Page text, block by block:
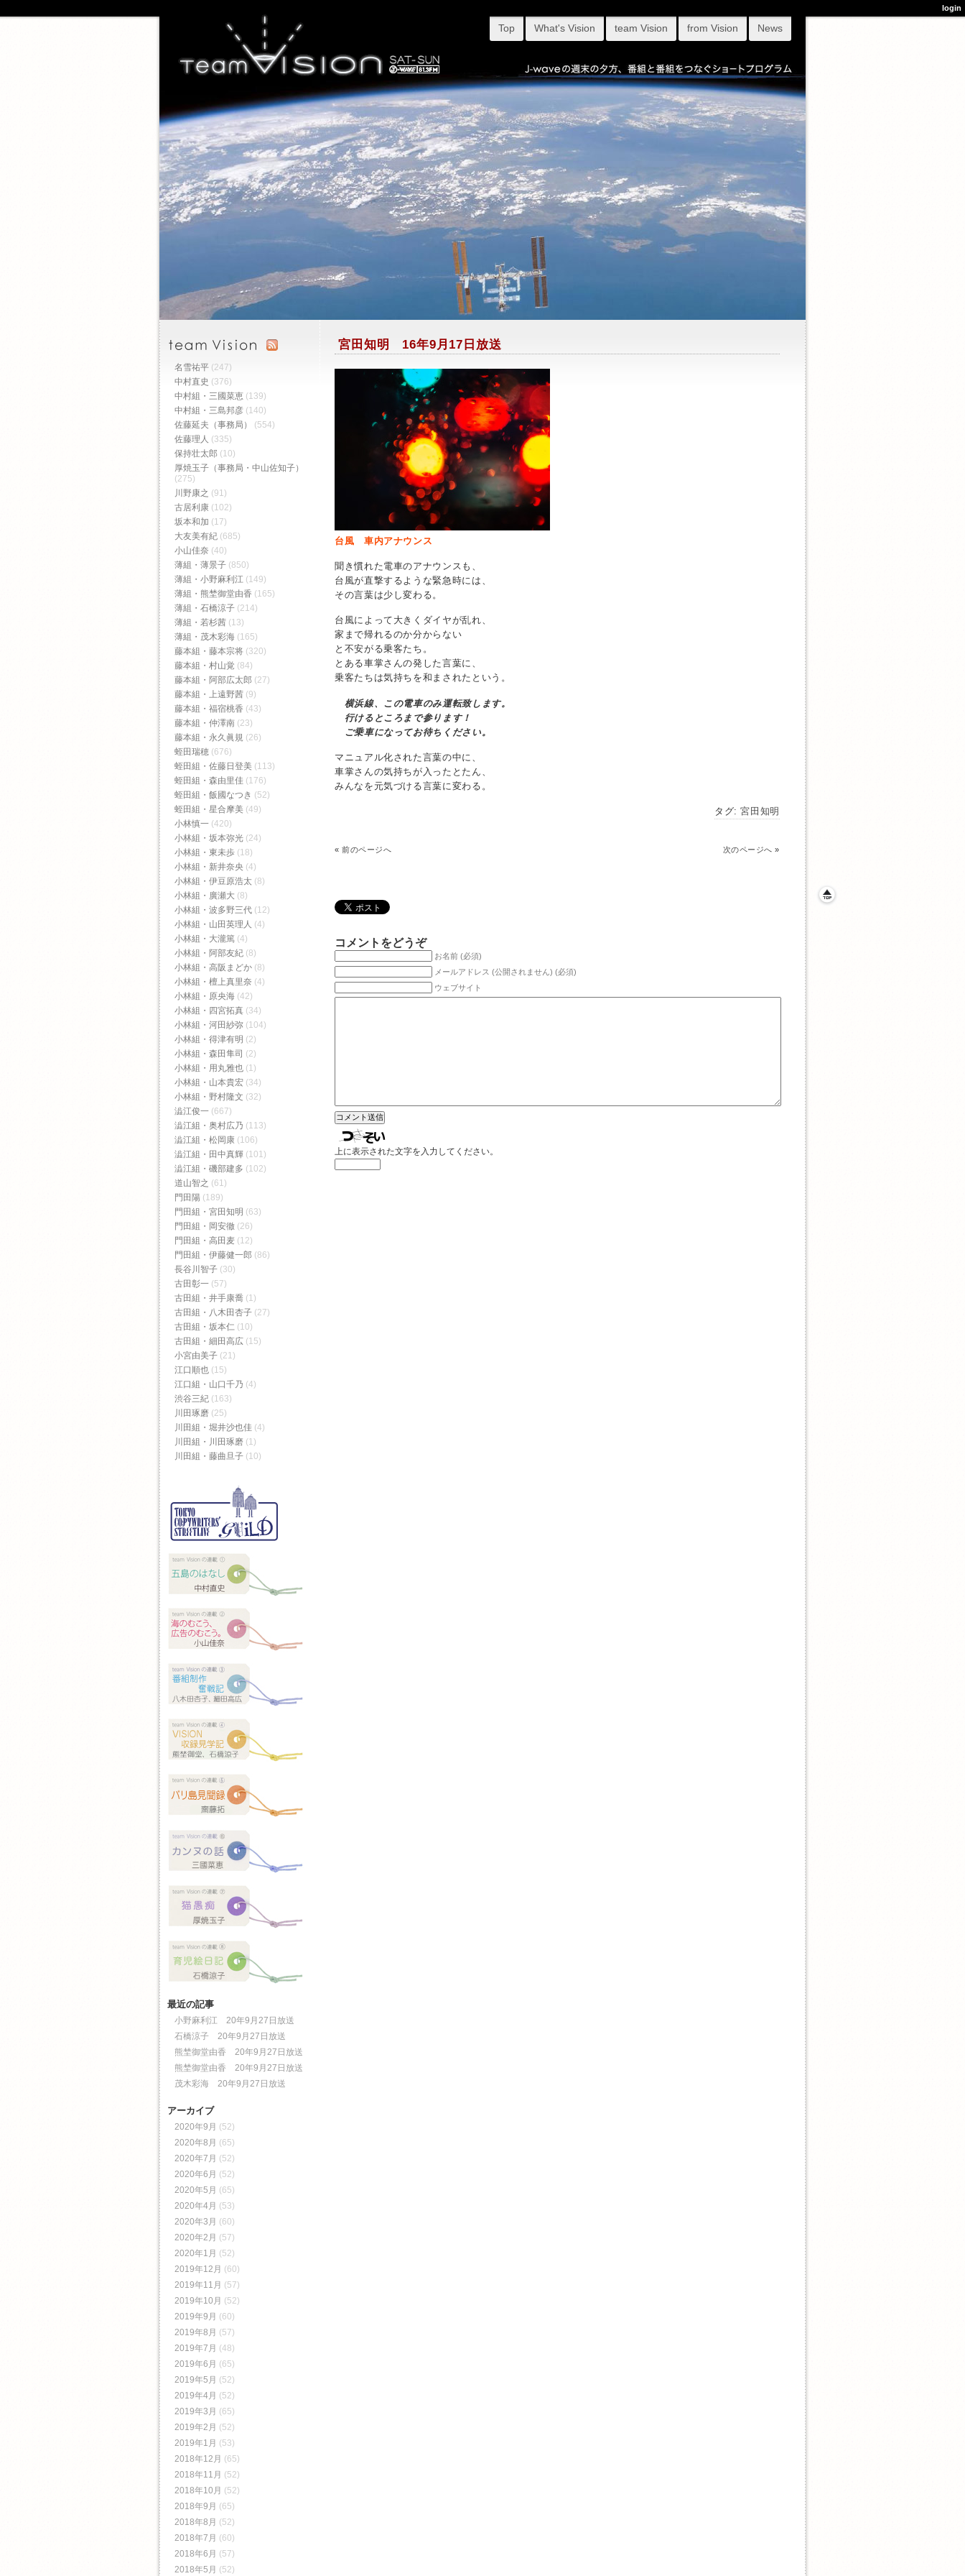
Top What's Vision team Vision from Vision News
宮田知明 16年9月17日放送
台風 車内アナウンス
聞き慣れた電車のアナウンスも、
台風が直撃するような緊急時には、
その言葉は少し変わる。
台風によって大きくダイヤが乱れ、
家まで帰れるのか分からない
と不安がる乗客たち。
とある車掌さんの発した言葉に、
乗客たちは気持ちを和まされたという。
横浜線、この電車のみ運転致します。
行けるところまで参ります！
ご乗車になってお待ちください。
マニュアル化された言葉の中に、
車掌さんの気持ちが入ったとたん、
みんなを元気づける言葉に変わる。
タグ:宮田知明
«前のページへ 次のページへ »
コメントをどうぞ
お名前 (必須)
メールアドレス (公開されません) (必須)
ウェブサイト
上に表示された文字を入力してください。
名雪祐平 (247)
中村直史 (376)
中村組・三國菜恵 (139)
中村組・三島邦彦 (140)
佐藤延夫（事務局）
(554)
佐藤理人 (335)
保持壮太郎 (10)
厚焼玉子（事務局・中山佐知子）
(275)
川野康之 (91)
古居利康 (102)
坂本和加 (17)
大友美有紀 (685)
小山佳奈 (40)
薄組・薄景子 (850)
薄組・小野麻利江 (149)
薄組・熊埜御堂由香 (165)
薄組・石橋涼子 (214)
薄組・若杉茜 (13)
薄組・茂木彩海 (165)
藤本組・藤本宗将 (320)
藤本組・村山覚 (84)
藤本組・阿部広太郎 (27)
藤本組・上遠野茜 (9)
藤本組・福宿桃香‬ (43)
藤本組・仲澤南 (23)
藤本組・永久眞規 (26)
蛭田瑞穂 (676)
蛭田組・佐藤日登美 (113)
蛭田組・森由里佳 (176)
蛭田組・飯國なつき (52)
蛭田組・星合摩美 (49)
小林慎一 (420)
小林組・坂本弥光 (24)
小林組・東未歩 (18)
小林組・新井奈央 (4)
小林組・伊豆原浩太 (8)
小林組・廣瀬大 (8)
小林組・波多野三代 (12)
小林組・山田英理人 (4)
小林組・大瀧篤 (4)
小林組・阿部友紀 (8)
小林組・高阪まどか (8)
小林組・檀上真里奈 (4)
小林組・原央海 (42)
小林組・四宮拓真 (34)
小林組・河田紗弥 (104)
小林組・得津有明 (2)
小林組・森田隼司 (2)
小林組・用丸雅也 (1)
小林組・山本貴宏 (34)
小林組・野村隆文 (32)
澁江俊一 (667)
澁江組・奥村広乃 (113)
澁江組・松岡康 (106)
澁江組・田中真輝 (101)
澁江組・磯部建多 (102)
道山智之 (61)
門田陽 (189)
門田組・宮田知明 (63)
門田組・岡安徹 (26)
門田組・高田麦 (12)
門田組・伊藤健一郎 (86)
長谷川智子 (30)
古田彰一 (57)
古田組・井手康喬 (1)
古田組・八木田杏子 (27)
古田組・坂本仁 (10)
古田組・細田高広 (15)
小宮由美子 (21)
江口順也 (15)
江口組・山口千乃 (4)
渋谷三紀 (163)
川田琢磨 (25)
川田組・堀井沙也佳 (4)
川田組・川田琢磨 (1)
川田組・藤曲旦子 (10)
最近の記事
小野麻利江 20年9月27日放送
石橋涼子 20年9月27日放送
熊埜御堂由香 20年9月27日放送
熊埜御堂由香 20年9月27日放送
茂木彩海 20年9月27日放送
アーカイブ
2020年9月 (52)
2020年8月 (65)
2020年7月 (52)
2020年6月 (52)
2020年5月 (65)
2020年4月 (53)
2020年3月 (60)
2020年2月 (57)
2020年1月 (52)
2019年12月 (60)
2019年11月 (57)
2019年10月 (52)
2019年9月 (60)
2019年8月 (57)
2019年7月 (48)
2019年6月 (65)
2019年5月 (52)
2019年4月 (52)
2019年3月 (65)
2019年2月 (52)
2019年1月 (53)
2018年12月 (65)
2018年11月 (52)
2018年10月 (52)
2018年9月 (65)
2018年8月 (52)
2018年7月 (60)
2018年6月 (57)
2018年5月 (52)
login